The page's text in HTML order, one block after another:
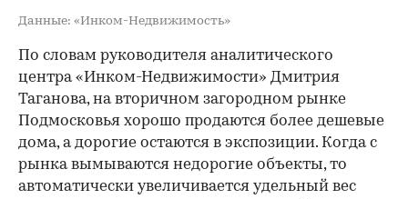
Данные: «Инком-Недвижимость»
По словам руководителя аналитического
центра «Инком-Недвижимости» Дмитрия
Таганова, на вторичном загородном рынке
Подмосковья хорошо продаются более дешевые
дома, а дорогие остаются в экспозиции. Когда с
рынка вымываются недорогие объекты, то
автоматически увеличивается удельный вес